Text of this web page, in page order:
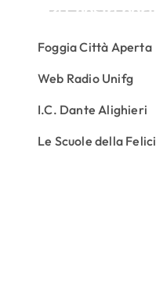
I nostri
Foggia Città Aperta
Web Radio Unifg
I.C. Dante Alighieri
Le Scuole della